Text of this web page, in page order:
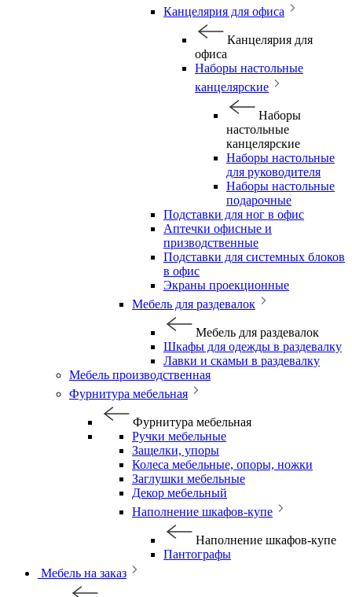
Канцелярия для офиса
Канцелярия для
офиса
Наборы настольные
канцелярские
Наборы
настольные
канцелярские
Наборы настольные
для руководителя
Наборы настольные
подарочные
Подставки для ног в офис
Аптечки офисные и
призводственные
Подставки для системных блоков
в офис
Экраны проекционные
Мебель для раздевалок
Мебель для раздевалок
Шкафы для одежды в раздевалку
Лавки и скамьи в раздевалку
Мебель производственная
Фурнитура мебельная
Фурнитура мебельная
Ручки мебельные
Защелки, упоры
Колеса мебельные, опоры, ножки
Заглушки мебельные
Декор мебельный
Наполнение шкафов-купе
Наполнение шкафов-купе
Пантографы
Мебель на заказ